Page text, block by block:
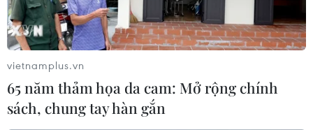
vietnamplus.vn
65 năm thảm họa da cam: Mở rộng chính
sách, chung tay hàn gắn